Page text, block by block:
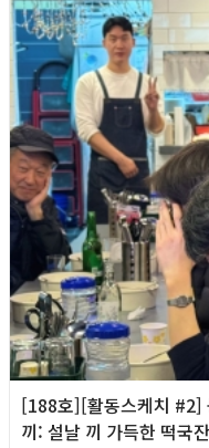
[188호][활동스케치 #2]
끼: 설날 끼 가득한 떡국